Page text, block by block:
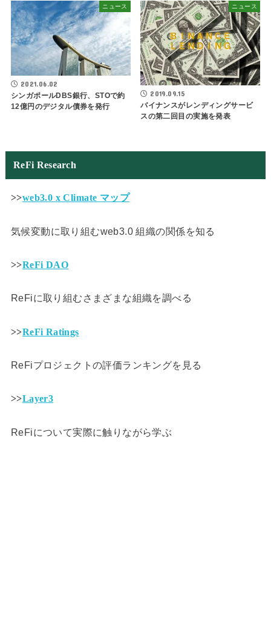
ニュース
2021.06.02
シンガポールDBS銀行、STOで約
12億円のデジタル債券を発行
ニュース
2019.09.15
バイナンスがレンディングサービ
スの第二回目の実施を発表
ReFi Research
>>web3.0 x Climate マップ
気候変動に取り組むweb3.0 組織の関係を知る
>>ReFi DAO
ReFiに取り組むさまざまな組織を調べる
>>ReFi Ratings
ReFiプロジェクトの評価ランキングを見る
>>Layer3
ReFiについて実際に触りながら学ぶ